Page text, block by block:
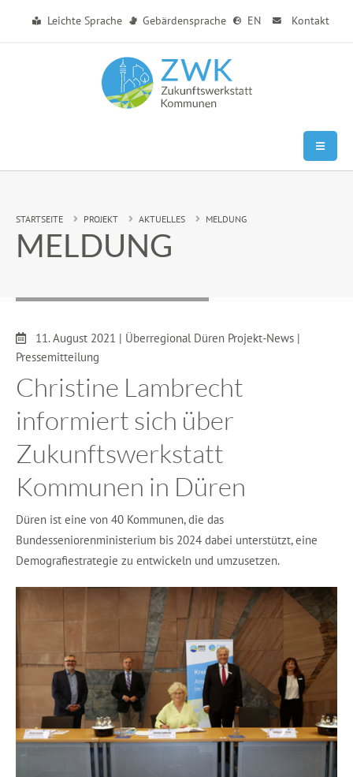
Leichte Sprache Gebärdensprache EN Kontakt
Sie sind hier:
STARTSEITE PROJEKT AKTUELLES MELDUNG
MELDUNG
Datum:
11. August 2021 | Überregional Düren Projekt-News |
Pressemitteilung
Christine Lambrecht
informiert sich über
Zukunftswerkstatt
Kommunen in Düren
Düren ist eine von 40 Kommunen, die das
Bundesseniorenministerium bis 2024 dabei unterstützt, eine
Demografiestrategie zu entwickeln und umzusetzen.